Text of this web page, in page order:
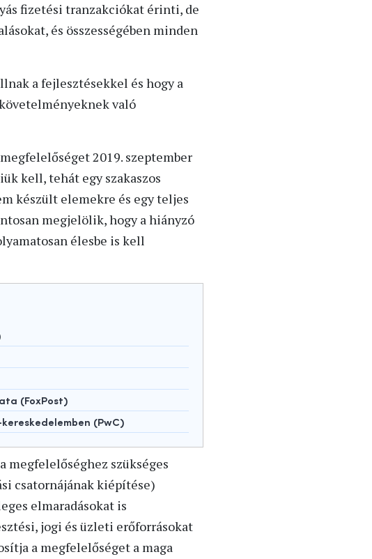
fizetési tranzakciókat érinti, de
és összességében minden
a fejlesztésekkel és hogy a
való
2019. szeptember
kell, tehát egy szakaszos
készült elemekre és egy teljes
megjelölik, hogy a hiányzó
élesbe is kell
(FoxPost)
(PwC)
megfelelőséghez szükséges
csatornájának kiépítése)
elmaradásokat is
jogi és üzleti erőforrásokat
a megfelelőséget a maga